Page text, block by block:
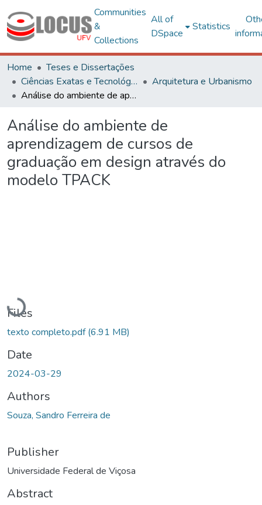
Communities
&
Collections
All of
DSpace
Statistics
Home
Teses e Dissertações
Ciências Exatas e Tecnológicas
Arquitetura e Urbanismo
Análise do ambiente de aprendizagem de cursos de graduação em design através do modelo TPACK
Análise do ambiente de
aprendizagem de cursos de
graduação em design através do
modelo TPACK
Loading...
Files
texto completo.pdf(6.91 MB)
Date
2024-03-29
Authors
Souza, Sandro Ferreira de
Publisher
Universidade Federal de Viçosa
Abstract